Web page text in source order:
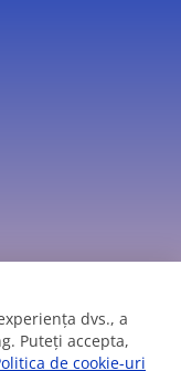
dvs., a
Puteți accepta,
de cookie-uri